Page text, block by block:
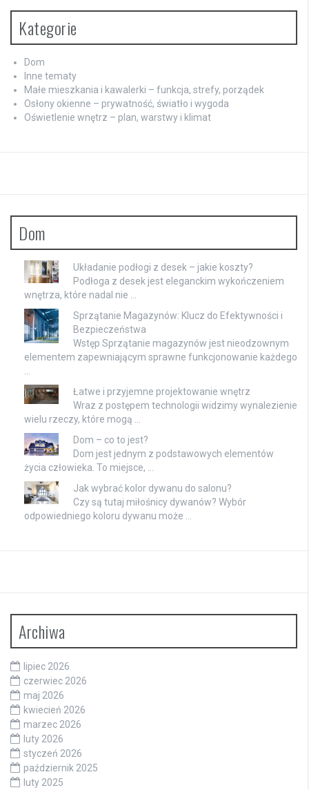
Kategorie
Dom
Inne tematy
Małe mieszkania i kawalerki – funkcja, strefy, porządek
Osłony okienne – prywatność, światło i wygoda
Oświetlenie wnętrz – plan, warstwy i klimat
Dom
Układanie podłogi z desek – jakie koszty?
Podłoga z desek jest eleganckim wykończeniem
wnętrza, które nadal nie …
Sprzątanie Magazynów: Klucz do Efektywności i
Bezpieczeństwa
Wstęp Sprzątanie magazynów jest nieodzownym
elementem zapewniającym sprawne funkcjonowanie każdego
Łatwe i przyjemne projektowanie wnętrz
Wraz z postępem technologii widzimy wynalezienie
wielu rzeczy, które mogą …
Dom – co to jest?
Dom jest jednym z podstawowych elementów
życia człowieka. To miejsce, …
Jak wybrać kolor dywanu do salonu?
Czy są tutaj miłośnicy dywanów? Wybór
odpowiedniego koloru dywanu może …
Archiwa
lipiec 2026
czerwiec 2026
maj 2026
kwiecień 2026
marzec 2026
luty 2026
styczeń 2026
październik 2025
luty 2025